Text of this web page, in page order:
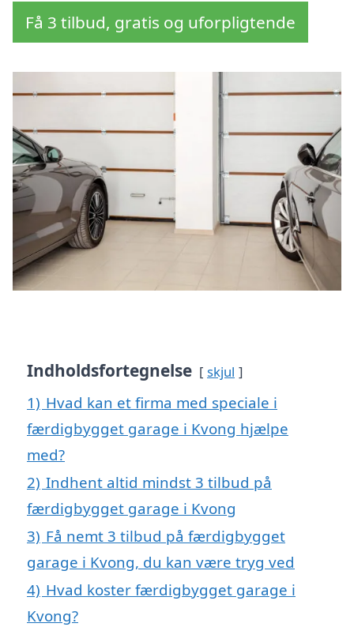
Få 3 tilbud, gratis og uforpligtende
Indholdsfortegnelse skjul
1) Hvad kan et firma med speciale i
færdigbygget garage i Kvong hjælpe
med?
2) Indhent altid mindst 3 tilbud på
færdigbygget garage i Kvong
3) Få nemt 3 tilbud på færdigbygget
garage i Kvong, du kan være tryg ved
4) Hvad koster færdigbygget garage i
Kvong?